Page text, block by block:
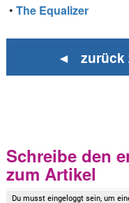
•The Equalizer
◄ zurück
Schreibe den
zum Artikel